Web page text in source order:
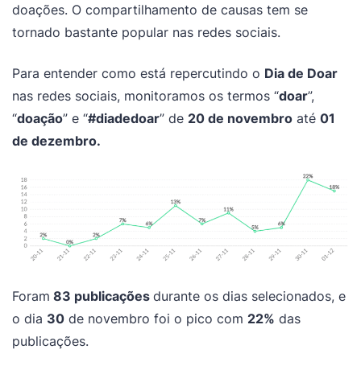
doações. O compartilhamento de causas tem se
tornado bastante popular nas redes sociais.
Para entender como está repercutindo o Dia de Doar
nas redes sociais, monitoramos os termos “doar”,
“doação” e “#diadedoar” de 20 de novembro até 01
de dezembro.
Foram 83 publicações durante os dias selecionados, e
o dia 30 de novembro foi o pico com 22% das
publicações.